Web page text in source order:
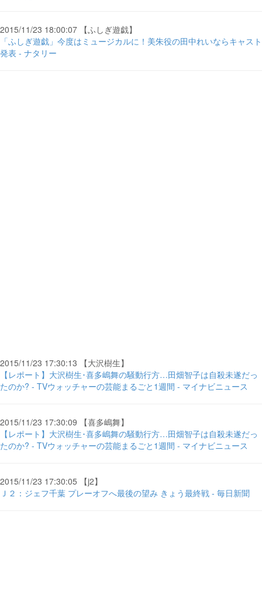
2015/11/23 18:00:07 【ふしぎ遊戯】
「ふしぎ遊戯」今度はミュージカルに！美朱役の田中れいならキャスト
発表 - ナタリー
2015/11/23 17:30:13 【大沢樹生】
【レポート】大沢樹生･喜多嶋舞の騒動行方…田畑智子は自殺未遂だっ
たのか? - TVウォッチャーの芸能まるごと1週間 - マイナビニュース
2015/11/23 17:30:09 【喜多嶋舞】
【レポート】大沢樹生･喜多嶋舞の騒動行方…田畑智子は自殺未遂だっ
たのか? - TVウォッチャーの芸能まるごと1週間 - マイナビニュース
2015/11/23 17:30:05 【j2】
Ｊ２：ジェフ千葉 プレーオフへ最後の望み きょう最終戦 - 毎日新聞